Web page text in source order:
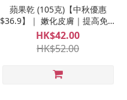
蘋果乾 (105克)【中秋優惠
$36.9】｜ 嫩化皮膚｜提高免疫
｜有益腸胃 (每兩 $15)
HK$42.00
HK$52.00